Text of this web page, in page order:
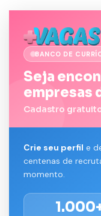
BANCO DE
Seja
empresas
Cadastro
Crie seu perfil e
centenas de
momento.